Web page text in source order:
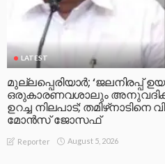
LATEST
മുല്ലപ്പെരിയാര്‍; ‘ജലനിരപ്പ്
ഒരുകാരണവശാലും
ഉറച്ച നിലപാട്; തമിഴ്‌നാടിനെ
മോന്‍സ് ജോസഫ്
Reporter August 5, 2026